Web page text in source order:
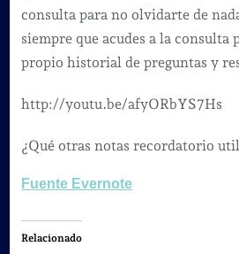
consulta para no olvidarte de
siempre que acudes a la consulta
propio historial de preguntas y
http://youtu.be/afyORbYS7Hs
¿Qué otras notas recordatorio
Fuente Evernote
Relacionado